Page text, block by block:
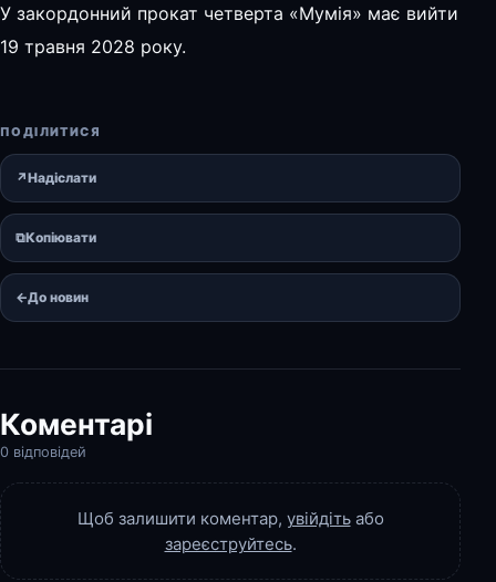
У закордонний прокат четверта «Мумія» має вийти
19 травня 2028 року.
ПОДІЛИТИСЯ
↗Надіслати
⧉Копіювати
←До новин
Коментарі
0 відповідей
Щоб залишити коментар, увійдітьабо
зареєструйтесь.